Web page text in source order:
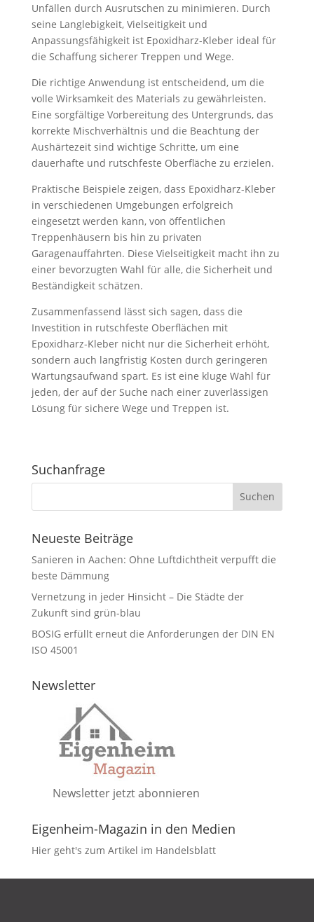
Unfällen durch Ausrutschen zu minimieren. Durch
seine Langlebigkeit, Vielseitigkeit und
Anpassungsfähigkeit ist Epoxidharz-Kleber ideal für
die Schaffung sicherer Treppen und Wege.
Die richtige Anwendung ist entscheidend, um die
volle Wirksamkeit des Materials zu gewährleisten.
Eine sorgfältige Vorbereitung des Untergrunds, das
korrekte Mischverhältnis und die Beachtung der
Aushärtezeit sind wichtige Schritte, um eine
dauerhafte und rutschfeste Oberfläche zu erzielen.
Praktische Beispiele zeigen, dass Epoxidharz-Kleber
in verschiedenen Umgebungen erfolgreich
eingesetzt werden kann, von öffentlichen
Treppenhäusern bis hin zu privaten
Garagenauffahrten. Diese Vielseitigkeit macht ihn zu
einer bevorzugten Wahl für alle, die Sicherheit und
Beständigkeit schätzen.
Zusammenfassend lässt sich sagen, dass die
Investition in rutschfeste Oberflächen mit
Epoxidharz-Kleber nicht nur die Sicherheit erhöht,
sondern auch langfristig Kosten durch geringeren
Wartungsaufwand spart. Es ist eine kluge Wahl für
jeden, der auf der Suche nach einer zuverlässigen
Lösung für sichere Wege und Treppen ist.
Suchanfrage
Neueste Beiträge
Sanieren in Aachen: Ohne Luftdichtheit verpufft die
beste Dämmung
Vernetzung in jeder Hinsicht – Die Städte der
Zukunft sind grün-blau
BOSIG erfüllt erneut die Anforderungen der DIN EN
ISO 45001
Newsletter
Newsletter jetzt abonnieren
Eigenheim-Magazin in den Medien
Hier geht's zum Artikel im Handelsblatt
DATENSCHUTZ